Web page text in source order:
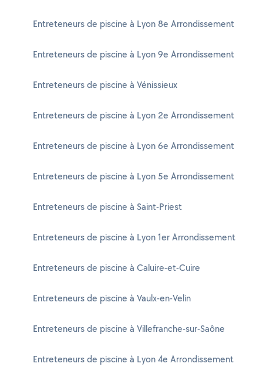
Entreteneurs de piscine à Lyon 8e Arrondissement
Entreteneurs de piscine à Lyon 9e Arrondissement
Entreteneurs de piscine à Vénissieux
Entreteneurs de piscine à Lyon 2e Arrondissement
Entreteneurs de piscine à Lyon 6e Arrondissement
Entreteneurs de piscine à Lyon 5e Arrondissement
Entreteneurs de piscine à Saint-Priest
Entreteneurs de piscine à Lyon 1er Arrondissement
Entreteneurs de piscine à Caluire-et-Cuire
Entreteneurs de piscine à Vaulx-en-Velin
Entreteneurs de piscine à Villefranche-sur-Saône
Entreteneurs de piscine à Lyon 4e Arrondissement